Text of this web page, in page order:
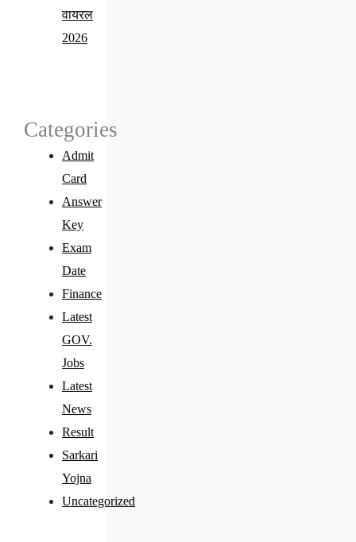
वायरल
2026
Categories
Admit
Card
Answer
Key
Exam
Date
Finance
Latest
GOV.
Jobs
Latest
News
Result
Sarkari
Yojna
Uncategorized